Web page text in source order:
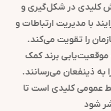
کلیدی در شکل‌گیری و
با مدیریت ارتباطات و
را تقویت می‌کند.
موقعیت‌یابی برند کمک
به ذینفعان می‌رسانند.
عمومی کلیدی است تا